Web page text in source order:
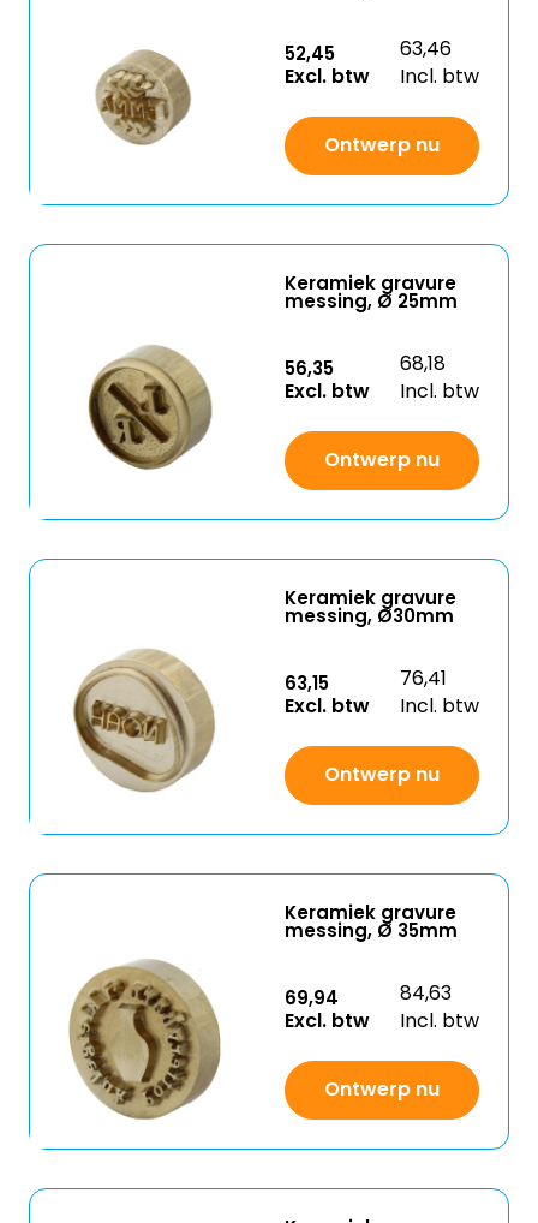
52,45
Excl. btw
63,46
Incl. btw
Ontwerp nu
Keramiek gravure
messing, Ø 25mm
56,35
Excl. btw
68,18
Incl. btw
Ontwerp nu
Keramiek gravure
messing, Ø30mm
63,15
Excl. btw
76,41
Incl. btw
Ontwerp nu
Keramiek gravure
messing, Ø 35mm
69,94
Excl. btw
84,63
Incl. btw
Ontwerp nu